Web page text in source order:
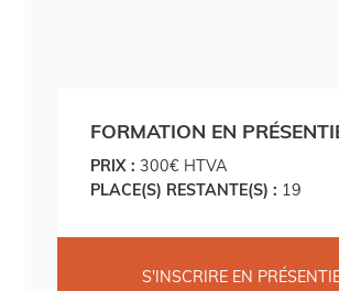
FORMATION EN
PRIX : 300€ HTVA
PLACE(S) RESTANTE(S) : 19
S'INSCRIRE EN